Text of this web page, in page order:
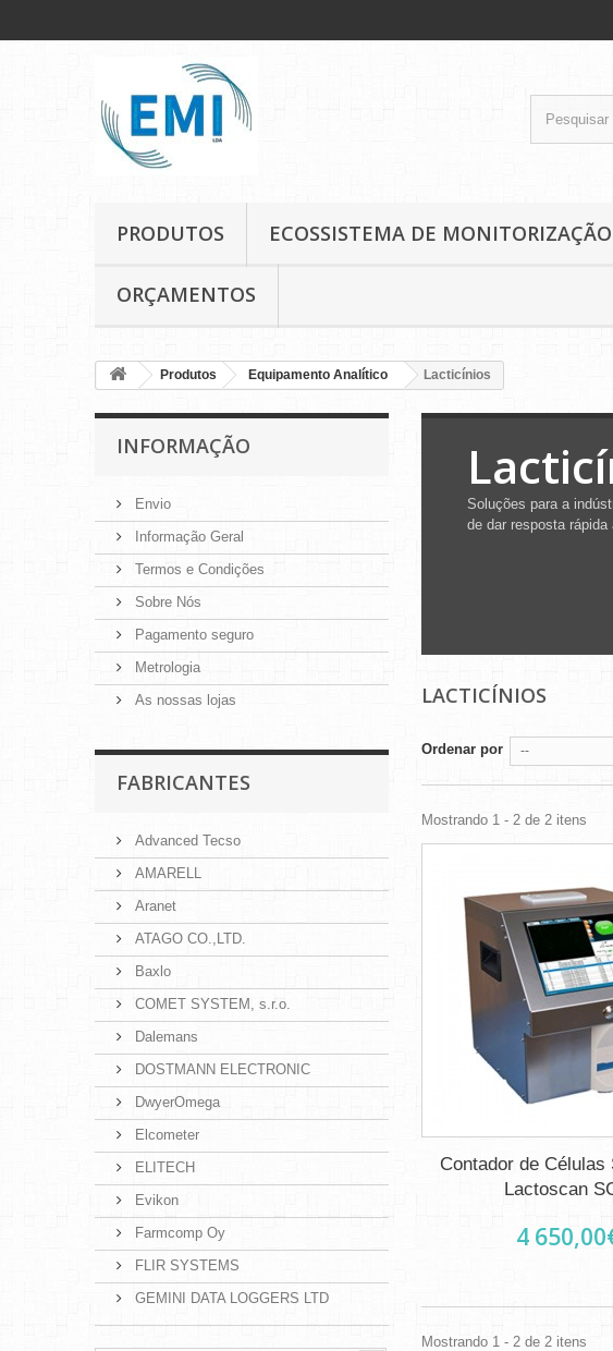
PRODUTOS ECOSSISTEMA DE
ORÇAMENTOS
Produtos Equipamento Analítico Lacticínios
INFORMAÇÃO
Envio
Informação Geral
Termos e Condições
Sobre Nós
Pagamento seguro
Metrologia
As nossas lojas
FABRICANTES
Advanced Tecso
AMARELL
Aranet
ATAGO CO.,LTD.
Baxlo
COMET SYSTEM, s.r.o.
Dalemans
DOSTMANN ELECTRONIC
DwyerOmega
Elcometer
ELITECH
Evikon
Farmcomp Oy
FLIR SYSTEMS
GEMINI DATA LOGGERS LTD
Soluções para a
de dar resposta
LACTICÍNIOS
Ordenar por --
Mostrando 1 - 2 de 2 itens
Contador de Células
Lactoscan
4
Mostrando 1 - 2 de 2 itens